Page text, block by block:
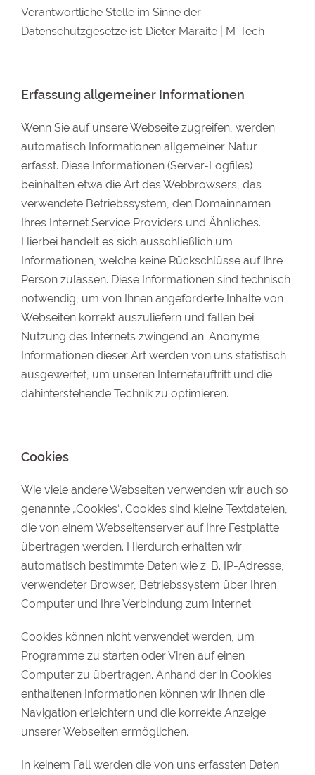
Verantwortliche Stelle im Sinne der
Datenschutzgesetze ist: Dieter Maraite | M-Tech
Erfassung allgemeiner Informationen
Wenn Sie auf unsere Webseite zugreifen, werden
automatisch Informationen allgemeiner Natur
erfasst. Diese Informationen (Server-Logfiles)
beinhalten etwa die Art des Webbrowsers, das
verwendete Betriebssystem, den Domainnamen
Ihres Internet Service Providers und Ähnliches.
Hierbei handelt es sich ausschließlich um
Informationen, welche keine Rückschlüsse auf Ihre
Person zulassen. Diese Informationen sind technisch
notwendig, um von Ihnen angeforderte Inhalte von
Webseiten korrekt auszuliefern und fallen bei
Nutzung des Internets zwingend an. Anonyme
Informationen dieser Art werden von uns statistisch
ausgewertet, um unseren Internetauftritt und die
dahinterstehende Technik zu optimieren.
Cookies
Wie viele andere Webseiten verwenden wir auch so
genannte „Cookies“. Cookies sind kleine Textdateien,
die von einem Webseitenserver auf Ihre Festplatte
übertragen werden. Hierdurch erhalten wir
automatisch bestimmte Daten wie z. B. IP-Adresse,
verwendeter Browser, Betriebssystem über Ihren
Computer und Ihre Verbindung zum Internet.
Cookies können nicht verwendet werden, um
Programme zu starten oder Viren auf einen
Computer zu übertragen. Anhand der in Cookies
enthaltenen Informationen können wir Ihnen die
Navigation erleichtern und die korrekte Anzeige
unserer Webseiten ermöglichen.
In keinem Fall werden die von uns erfassten Daten